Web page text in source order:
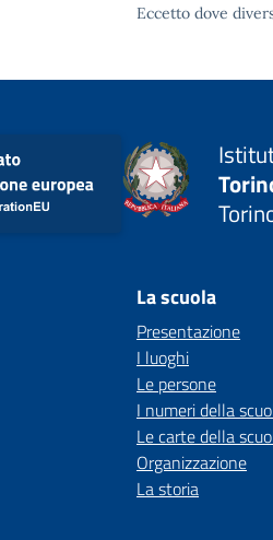
Eccetto dove
La scuola
Presentazione
I luoghi
Le persone
I numeri della
Le carte della
Organizzazione
La storia